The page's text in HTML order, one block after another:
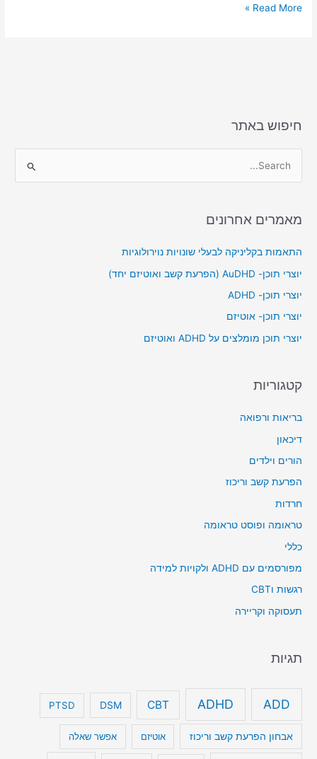
c
k
st Read More »
חיפוש באתר
r
o
:
מאמרים אחרונים
התאמות בקליניקה לבעלי שונויות נוירולוגיות
יוצרי תוכן- AuDHD (הפרעת קשב ואוטיזם יחד)
יוצרי תוכן- ADHD
יוצרי תוכן- אוטיזם
יוצרי תוכן מומלצים על ADHD ואוטיזם
קטגוריות
בריאות ורפואה
דיכאון
הורים וילדים
הפרעת קשב וריכוז
חרדות
טראומה ופוסט טראומה
כללי
מפורסמים עם ADHD ולקויות למידה
רגשות וCBT
תעסוקה וקריירה
תגיות
ADD
ADHD
CBT
DSM
PTSD
אבחון הפרעת קשב וריכוז אוטיזם אפשר שאלה